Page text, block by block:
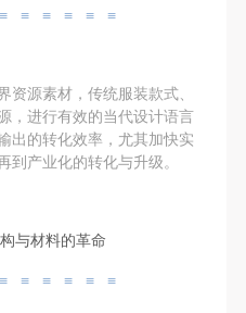
≡ ≡ ≡ ≡ ≡
源素材，传统服装款式、
，进行有效的当代设计语言
出的转化效率，尤其加快实
产业化的转化与升级。
与材料的革命‌
≡ ≡ ≡ ≡ ≡
带有甲方肖像的作品内
术学院图书出版、销售
方肖像权的任何媒介
带有甲方肖像的作品内
术学院图书出版、销售
方肖像权的任何媒介
带有甲方肖像的作品内
术学院图书出版、销售
方肖像权的任何媒介
登录